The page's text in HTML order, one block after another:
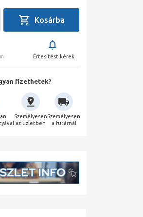
Értesítést kérek
fizethetek?
Személyesen
az üzletben
Személyesen
a futárnál